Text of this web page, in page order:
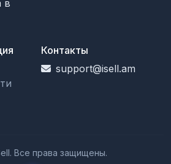
в
Контакты
support@isell.am
Все права защищены.